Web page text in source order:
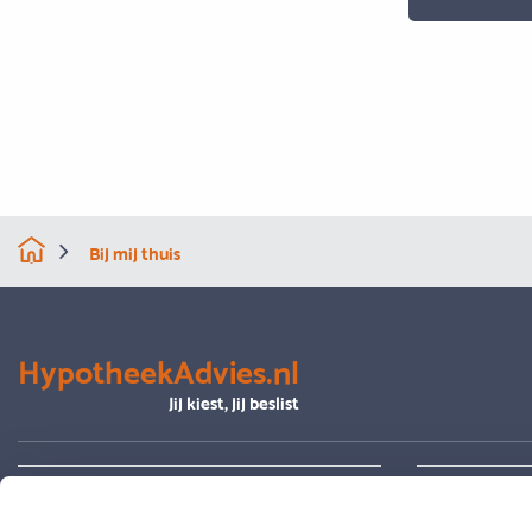
Bij mij thuis
HypotheekAdvies.nl
Jij kiest, jij beslist